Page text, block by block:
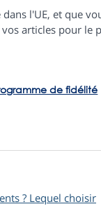
dans l'UE, et que
articles pour le
de fidélité
? Lequel choisir